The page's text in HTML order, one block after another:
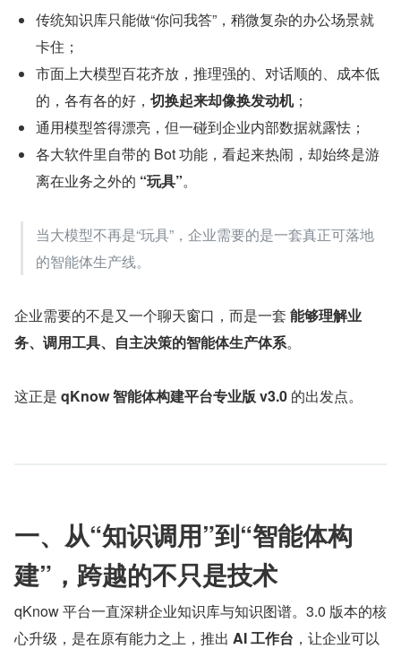
传统知识库只能做“你问我答”，稍微复杂的办公场景就
卡住；
市面上大模型百花齐放，推理强的、对话顺的、成本低
的，各有各的好， 切换起来却像换发动机；
通用模型答得漂亮，但一碰到企业内部数据就露怯；
各大软件里自带的 Bot 功能，看起来热闹，却始终是游
离在业务之外的 “玩具”。
当大模型不再是“玩具”，企业需要的是一套真正可落地
的智能体生产线。
企业需要的不是又一个聊天窗口，而是一套 能够理解业
务、调用工具、自主决策的智能体生产体系。
这正是 qKnow 智能体构建平台专业版 v3.0 的出发点。
一、从“知识调用”到“智能体构
建”，跨越的不只是技术
qKnow 平台一直深耕企业知识库与知识图谱。3.0 版本的核
心升级，是在原有能力之上，推出 AI 工作台